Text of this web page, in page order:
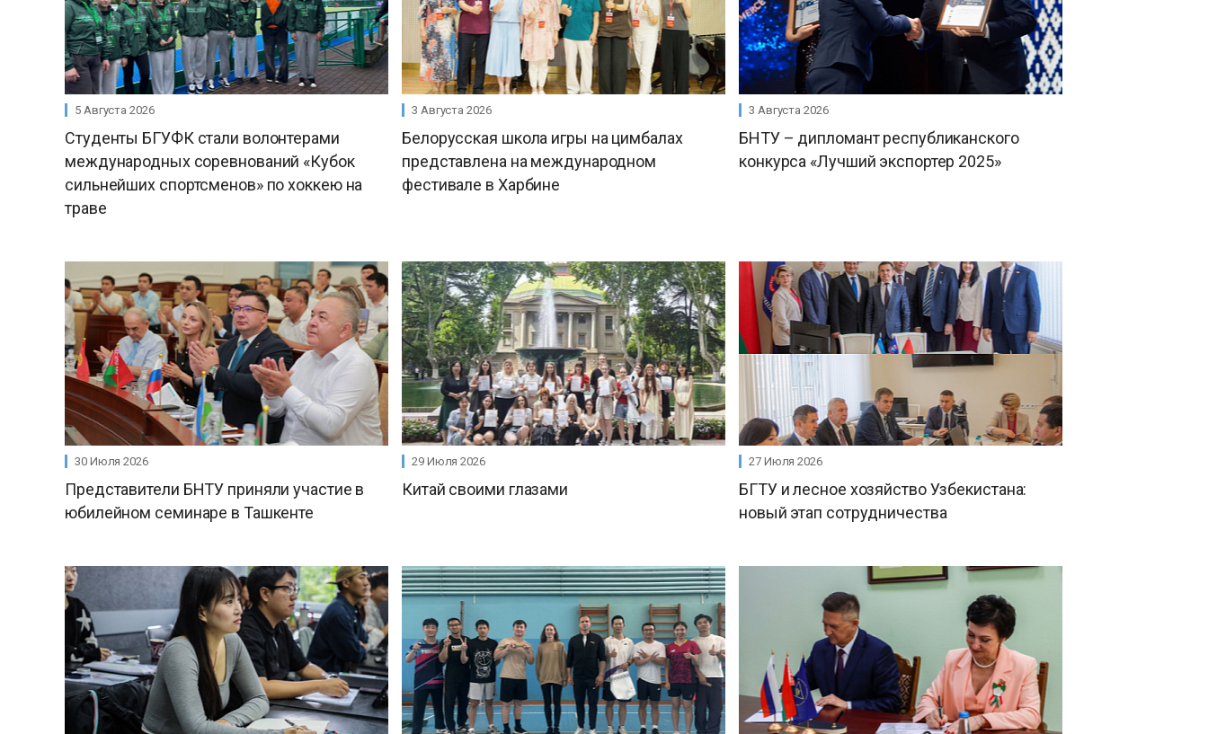
5 Августа 2026
Студенты БГУФК стали волонтерами
международных соревнований «Кубок
сильнейших спортсменов» по хоккею на
траве
3 Августа 2026
Белорусская школа игры на цимбалах
представлена на международном
фестивале в Харбине
3 Августа 2026
БНТУ – дипломант республиканского
конкурса «Лучший экспортер 2025»
30 Июля 2026
Представители БНТУ приняли участие в
юбилейном семинаре в Ташкенте
29 Июля 2026
Китай своими глазами
27 Июля 2026
БГТУ и лесное хозяйство Узбекистана:
новый этап сотрудничества